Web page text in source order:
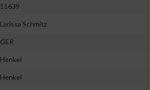
11639
Larissa Schmitz
GER
Henkel
Henkel